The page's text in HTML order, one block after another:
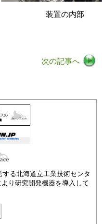
置の内部
次の記事へ
る北海道立工業技術センタ
り研究開発機器を導入して